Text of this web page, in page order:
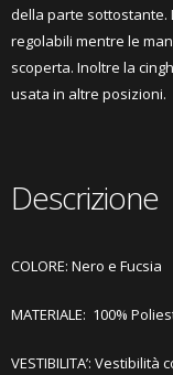
della parte sottostante.
regolabili mentre le
scoperta. Inoltre la
usata in altre posizioni.
Descrizione
COLORE: Nero e Fucsia
MATERIALE: 100%
VESTIBILITA’: